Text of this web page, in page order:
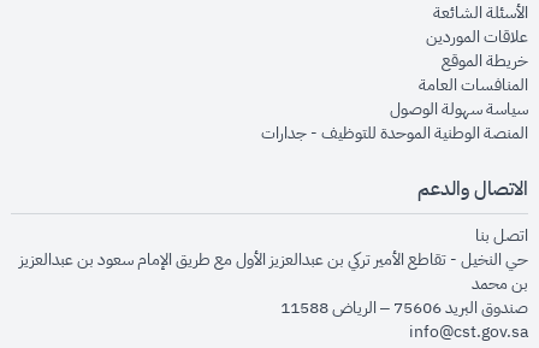
الأسئلة الشائعةopens in new window
علاقات الموردينopens in new window
خريطة الموقعopens in new window
المنافسات العامةopens in new window
سياسة سهولة الوصولopens in new window
المنصة الوطنية الموحدة للتوظيف - جداراتopens in new window
الاتصال والدعم
اتصل بنا
حي النخيل - تقاطع الأمير تركي بن عبدالعزيز الأول مع طريق الإمام سعود بن عبدالعزيز
بن محمد
صندوق البريد 75606 – الرياض 11588
info@cst.gov.sa